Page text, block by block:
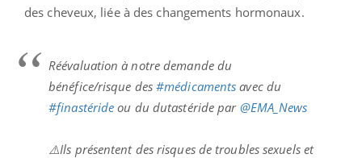
des cheveux, liée à des changements hormonaux.
Réévaluation à notre demande du
bénéfice/risque des #médicaments avec du
#finastéride ou du dutastéride par @EMA_News
⚠️Ils présentent des risques de troubles sexuels et